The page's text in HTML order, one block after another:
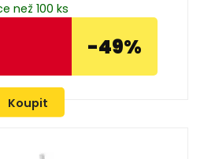
než 100 ks
-49%
Koupit